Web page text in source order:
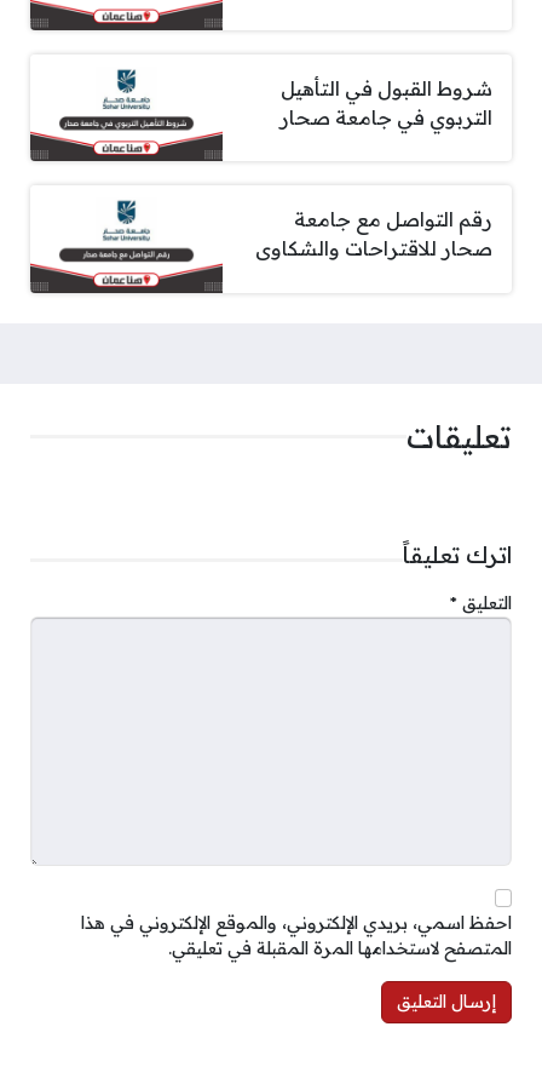
شروط القبول في التأهيل
التربوي في جامعة صحار
رقم التواصل مع جامعة
صحار للاقتراحات والشكاوى
تعليقات
اترك تعليقاً
التعليق *
احفظ اسمي، بريدي الإلكتروني، والموقع الإلكتروني في هذا
المتصفح لاستخدامها المرة المقبلة في تعليقي.